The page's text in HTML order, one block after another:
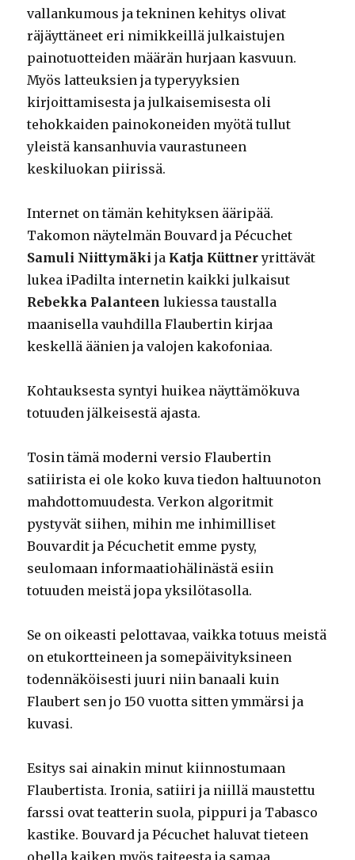
vallankumous ja tekninen kehitys olivat
räjäyttäneet eri nimikkeillä julkaistujen
painotuotteiden määrän hurjaan kasvuun.
Myös latteuksien ja typeryyksien
kirjoittamisesta ja julkaisemisesta oli
tehokkaiden painokoneiden myötä tullut
yleistä kansanhuvia vaurastuneen
keskiluokan piirissä.
Internet on tämän kehityksen ääripää.
Takomon näytelmän Bouvard ja Pécuchet
Samuli Niittymäki ja Katja Küttneryrittävät
lukea iPadilta internetin kaikki julkaisut
Rebekka Palanteen lukiessa taustalla
maanisella vauhdilla Flaubertin kirjaa
keskellä äänien ja valojen kakofoniaa.
Kohtauksesta syntyi huikea näyttämökuva
totuuden jälkeisestä ajasta.
Tosin tämä moderni versio Flaubertin
satiirista ei ole koko kuva tiedon haltuunoton
mahdottomuudesta. Verkon algoritmit
pystyvät siihen, mihin me inhimilliset
Bouvardit ja Pécuchetit emme pysty,
seulomaan informaatiohälinästä esiin
totuuden meistä jopa yksilötasolla.
Se on oikeasti pelottavaa, vaikka totuus meistä
on etukortteineen ja somepäivityksineen
todennäköisesti juuri niin banaali kuin
Flaubert sen jo 150 vuotta sitten ymmärsi ja
kuvasi.
Esitys sai ainakin minut kiinnostumaan
Flaubertista. Ironia, satiiri ja niillä maustettu
farssi ovat teatterin suola, pippuri ja Tabasco
kastike. Bouvard ja Pécuchet haluvat tieteen
ohella kaiken myös taiteesta ja samaa